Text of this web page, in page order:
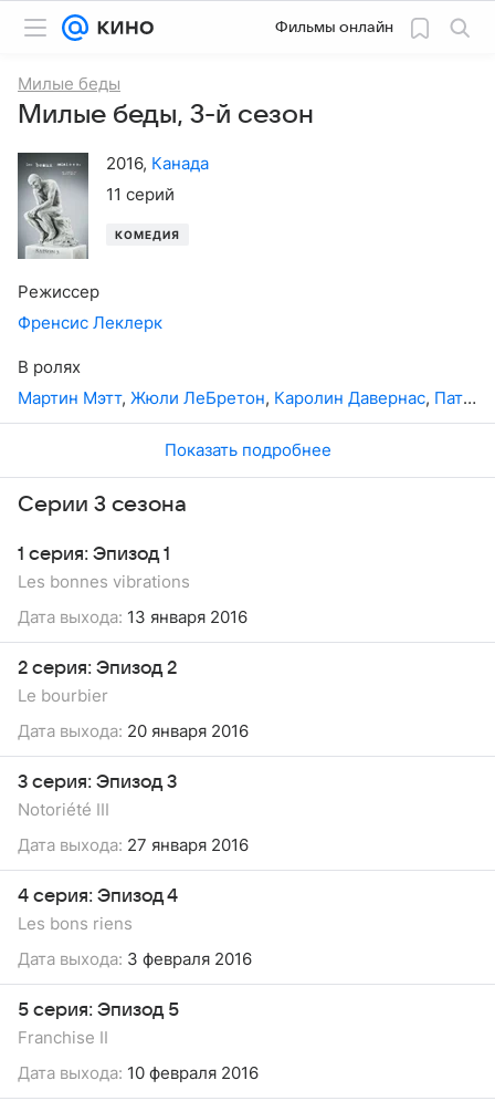
Фильмы онлайн
Милые беды
Милые беды, 3-й сезон
2016, Канада
11 серий
КОМЕДИЯ
Режиссер
Френсис Леклерк
В ролях
Мартин Мэтт, Жюли ЛеБретон, Каролин Давернас, Патрис Робитейлл
Показать подробнее
Серии 3 сезона
1 серия: Эпизод 1
Les bonnes vibrations
Дата выхода: 13 января 2016
2 серия: Эпизод 2
Le bourbier
Дата выхода: 20 января 2016
3 серия: Эпизод 3
Notoriété III
Дата выхода: 27 января 2016
4 серия: Эпизод 4
Les bons riens
Дата выхода: 3 февраля 2016
5 серия: Эпизод 5
Franchise II
Дата выхода: 10 февраля 2016